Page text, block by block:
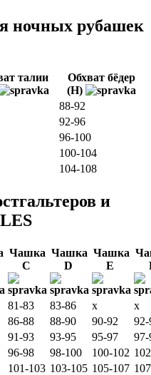
ночных рубашек
талии
Обхват бёдер
(H)
88-92
92-96
96-100
100-104
104-108
и
Чашка
C
Чашка
D
Чашка
E
81-83 83-86 x
x
86-88 88-90 90-92
92-
91-93 93-95 95-97
97-
96-98 98-100 100-102
101-103 103-105 105-107